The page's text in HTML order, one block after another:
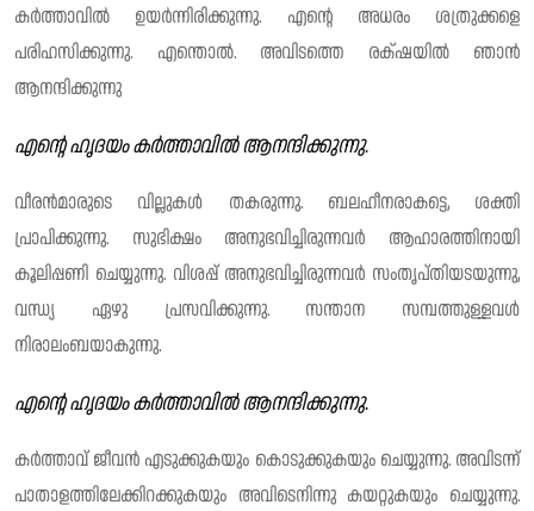
കർത്താവിൽ ഉയർന്നിരിക്കുന്നു. എന്റെ അധരം ശത്രുക്കളെ
പരിഹസിക്കുന്നു. എന്തൊൽ. അവിടത്തെ രക്‌ഷയിൽ ഞാൻ
ആനന്ദിക്കുന്നു
എൻ്റെ ഹൃദയം കർത്താവിൽ ആനന്ദിക്കുന്നു.
വീരൻമാരുടെ വില്ലുകൾ തകരുന്നു. ബലഹീനരാകട്ടെ, ശക്തി
പ്രാപിക്കുന്നു. സുഭിക്ഷം അനുഭവിച്ചിരുന്നവർ ആഹാരത്തിനായി
കൂലിപ്പണി ചെയ്യുന്നു. വിശപ്പ് അനുഭവിച്ചിരുന്നവർ സംതൃപ്തിയടയുന്നു,
വന്ധ്യ ഏഴു പ്രസവിക്കുന്നു. സന്താന സമ്പത്തുള്ളവൾ
നിരാലംബയാകുന്നു.
എൻ്റെ ഹൃദയം കർത്താവിൽ ആനന്ദിക്കുന്നു.
കർത്താവ് ജീവൻ എടുക്കുകയും കൊടുക്കുകയും ചെയ്യുന്നു. അവിടന്ന്
പാതാളത്തിലേക്കിറക്കുകയും അവിടെനിന്നു കയറ്റുകയും ചെയ്യുന്നു.